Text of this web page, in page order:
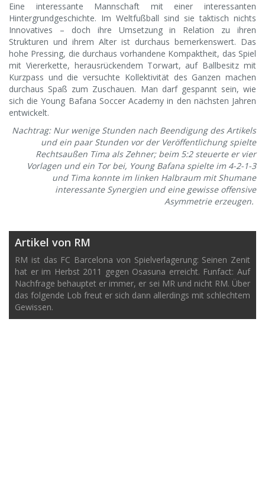
Eine interessante Mannschaft mit einer interessanten
Hintergrundgeschichte. Im Weltfußball sind sie taktisch nichts
Innovatives – doch ihre Umsetzung in Relation zu ihren
Strukturen und ihrem Alter ist durchaus bemerkenswert. Das
hohe Pressing, die durchaus vorhandene Kompaktheit, das Spiel
mit Viererkette, herausrückendem Torwart, auf Ballbesitz mit
Kurzpass und die versuchte Kollektivität des Ganzen machen
durchaus Spaß zum Zuschauen. Man darf gespannt sein, wie
sich die Young Bafana Soccer Academy in den nächsten Jahren
entwickelt.
Nachtrag: Nur wenige Stunden nach Beendigung des Artikels
und ein paar Stunden vor der Veröffentlichung spielte
Rechtsaußen Tima als Zehner; beim 5:2 steuerte er vier
Vorlagen und ein Tor bei, Young Bafana spielte im 4-2-1-3
und Tima konnte im linken Halbraum mit Shumane
interessante Synergien und eine gewisse offensive
Asymmetrie erzeugen.
Artikel von RM
RM ist das FC Barcelona von Spielverlagerung: Seinen Zenit
hat er im Herbst 2011 gegen Osasuna erreicht. Funfact: Auf
Nachfrage behauptet er immer, er sei MR und nicht RM. Über
das folgende Lob freut er sich dann allerdings mit schlechtem
Gewissen.